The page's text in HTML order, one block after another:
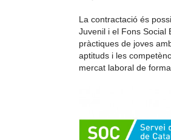
La contractació és
Juvenil i el Fons Social
pràctiques de joves
aptituds i les
mercat laboral de